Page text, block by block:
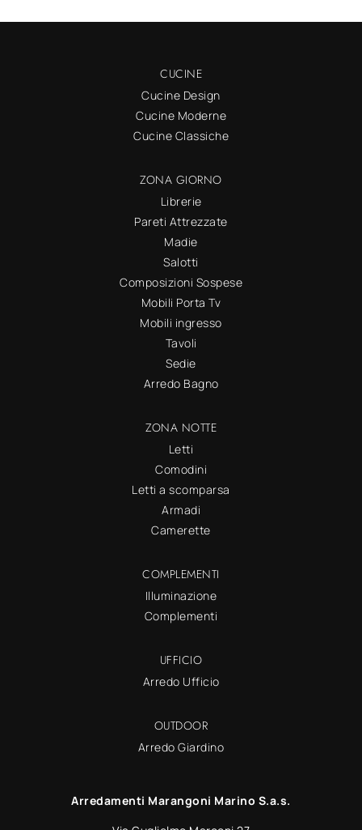
CUCINE
Cucine Design
Cucine Moderne
Cucine Classiche
ZONA GIORNO
Librerie
Pareti Attrezzate
Madie
Salotti
Composizioni Sospese
Mobili Porta Tv
Mobili ingresso
Tavoli
Sedie
Arredo Bagno
ZONA NOTTE
Letti
Comodini
Letti a scomparsa
Armadi
Camerette
COMPLEMENTI
Illuminazione
Complementi
UFFICIO
Arredo Ufficio
OUTDOOR
Arredo Giardino
Arredamenti Marangoni Marino S.a.s.